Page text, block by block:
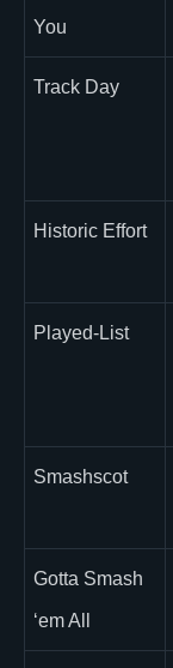
You
Track Day
Historic Effort
Played-List
Smashscot
Gotta Smash
‘em All